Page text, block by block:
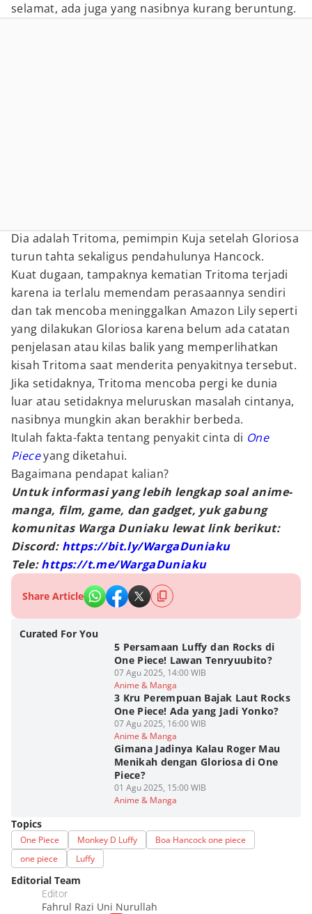
selamat, ada juga yang nasibnya kurang beruntung.
Dia adalah Tritoma, pemimpin Kuja setelah Gloriosa
turun tahta sekaligus pendahulunya Hancock.
Kuat dugaan, tampaknya kematian Tritoma terjadi
karena ia terlalu memendam perasaannya sendiri
dan tak mencoba meninggalkan Amazon Lily seperti
yang dilakukan Gloriosa karena belum ada catatan
penjelasan atau kilas balik yang memperlihatkan
kisah Tritoma saat menderita penyakitnya tersebut.
Jika setidaknya, Tritoma mencoba pergi ke dunia
luar atau setidaknya meluruskan masalah cintanya,
nasibnya mungkin akan berakhir berbeda.
Itulah fakta-fakta tentang penyakit cinta di One
Piece yang diketahui.
Bagaimana pendapat kalian?
Untuk informasi yang lebih lengkap soal anime-
manga, film, game, dan gadget, yuk gabung
komunitas Warga Duniaku lewat link berikut:
Discord: https://bit.ly/WargaDuniaku
Tele:https://t.me/WargaDuniaku
Share Article
Curated For You
5 Persamaan Luffy dan Rocks di
One Piece! Lawan Tenryuubito?
07 Agu 2025, 14:00 WIB
Anime & Manga
3 Kru Perempuan Bajak Laut Rocks
One Piece! Ada yang Jadi Yonko?
07 Agu 2025, 16:00 WIB
Anime & Manga
Gimana Jadinya Kalau Roger Mau
Menikah dengan Gloriosa di One
Piece?
01 Agu 2025, 15:00 WIB
Anime & Manga
Topics
One Piece Monkey D Luffy
Boa Hancock one piece
one piece
Luffy
Editorial Team
Editor
Fahrul Razi Uni Nurullah